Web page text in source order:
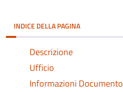
INDICE DELLA PAGINA
Descrizione
Ufficio
Informazioni Documento